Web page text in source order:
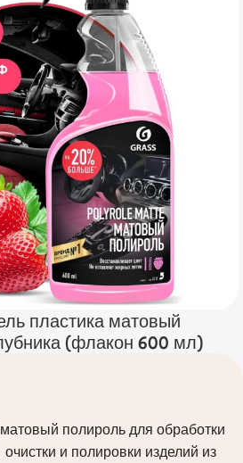
пластика матовый
(флакон 600 мл)
полироль для обработки
и полировки изделий из